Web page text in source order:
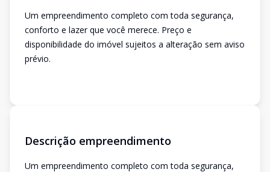
Um empreendimento completo com toda segurança,
conforto e lazer que você merece. Preço e
disponibilidade do imóvel sujeitos a alteração sem aviso
prévio.
Descrição empreendimento
Um empreendimento completo com toda segurança,